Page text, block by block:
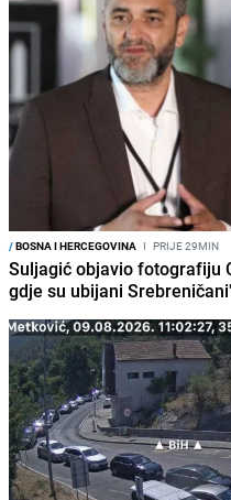
/BOSNA I HERCEGOVINA I PRIJE 29MIN
Suljagić objavio fotografiju
gdje su ubijani